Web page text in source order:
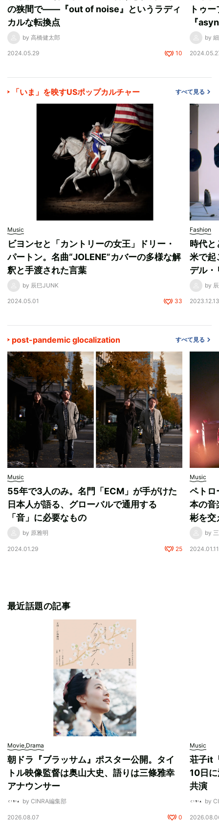
の狭間で——『out of noise』というラディ
カルな転換点
by 高橋健太郎
2024.05.29 10
トゥ
『
by
「いま」を映すUSポップカルチャー すべて見る
Music
ビヨンセと「カントリーの女王」ドリー・
パートン。名曲“JOLENE”カバーの多様な解
釈と手渡された言葉
by 辰巳JUNK
2024.05.01 33
Fashion
時代と
米で起
デル・
by
post-pandemic glocalization すべて見る
Music
55年で3人のみ。名門「ECM」が手がけた
日本人が語る、グローバルで通用する
「音」に必要なもの
by 原雅明
2024.01.29 25
Music
ペトロ
本の音
彬を交
by
2024.01.11
最近話題の記事
Movie,Drama
朝ドラ『ブラッサム』ポスター公開。タイ
トル映像監督は奥山大史、語りは三條雅幸
アナウンサー
by CINRA編集部
2026.08.07 0
Music
荘子it
10日
共演
by